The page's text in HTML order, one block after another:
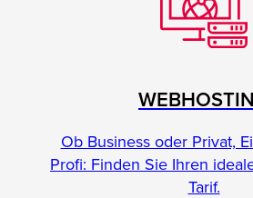
Ob Business oder Privat,
Profi: Finden Sie Ihren
Tarif.